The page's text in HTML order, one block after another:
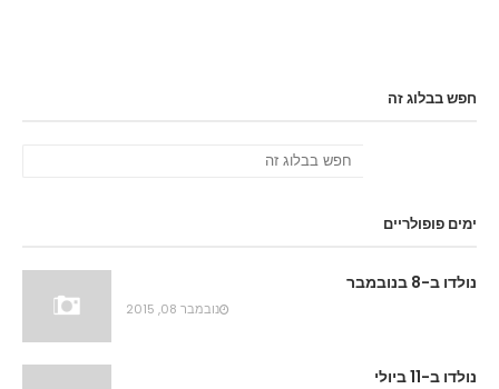
חפש בבלוג זה
ימים פופולריים
נולדו ב-8 בנובמבר
נובמבר 08, 2015
נולדו ב-11 ביולי